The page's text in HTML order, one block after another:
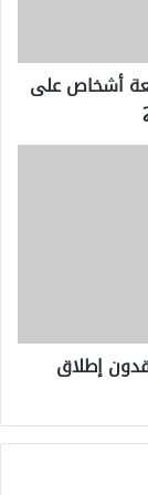
أشخاص على
إطلاق